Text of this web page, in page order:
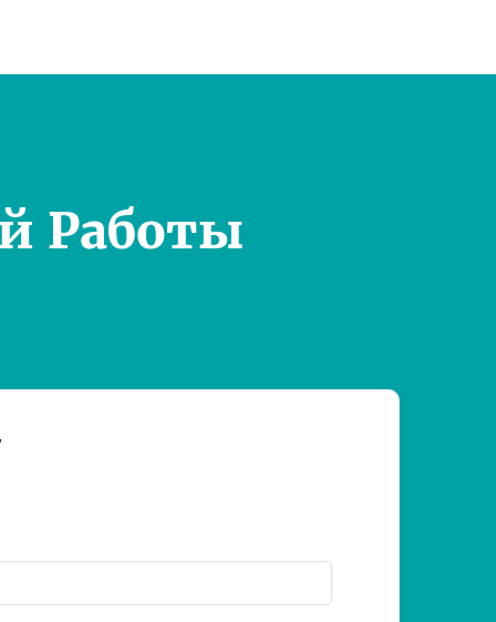
Работы